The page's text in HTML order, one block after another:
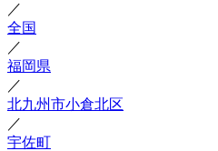
／
全国
／
福岡県
／
北九州市小倉北区
／
宇佐町